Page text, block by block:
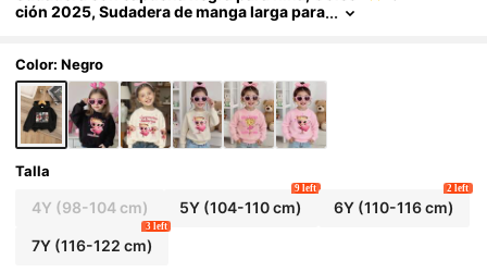
ción 2025, Sudadera de manga larga para
acaciones, viajes, actividades al aire libre, vue
lta al colegio
Color: Negro
Talla
4Y (98-104 cm) 5Y (104-110 cm)
9 left
6Y(110-116 cm)
2 left
7Y(116-122 cm)
3 left